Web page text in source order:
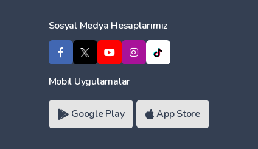
Sosyal Medya Hesaplarımız
Mobil Uygulamalar
Google Play App Store